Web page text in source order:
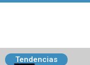
Tendencias